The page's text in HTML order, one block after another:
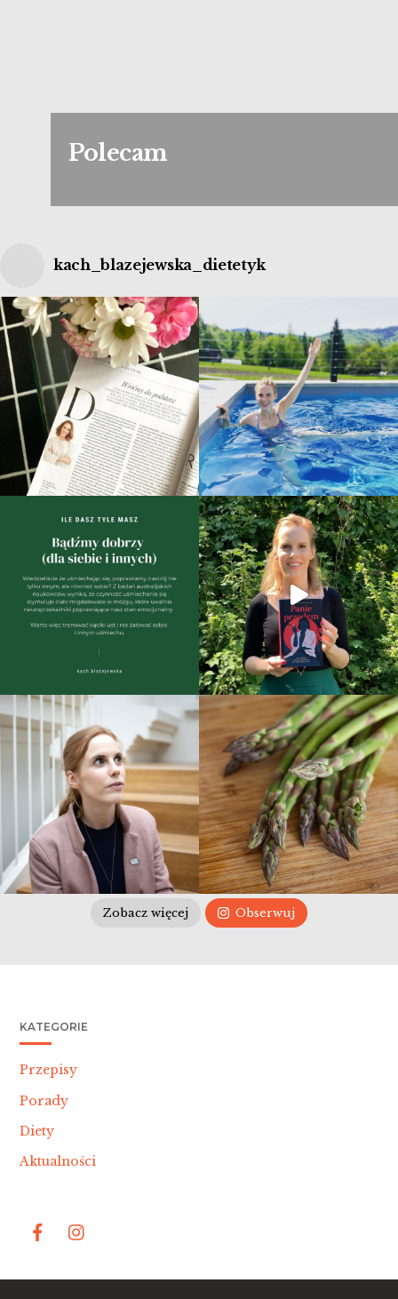
Polecam
kach_blazejewska_dietetyk
Zobacz więcej Obserwuj
KATEGORIE
Przepisy
Porady
Diety
Aktualności